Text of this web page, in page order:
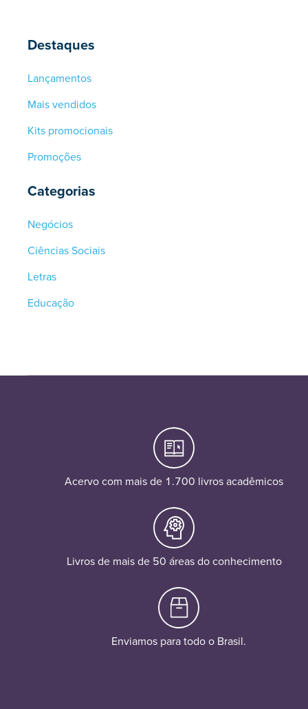
Destaques
Lançamentos
Mais vendidos
Kits promocionais
Promoções
Categorias
Negócios
Ciências Sociais
Letras
Educação
Acervo com mais de 1.700 livros acadêmicos
Livros de mais de 50 áreas do conhecimento
Enviamos para todo o Brasil.